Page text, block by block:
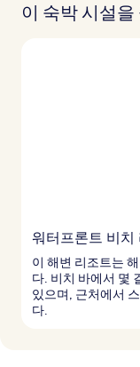
이 숙박 시설
워터프론트 비치
이 해변 리조트는
다. 비치 바에서 몇
있으며, 근처에서
다.